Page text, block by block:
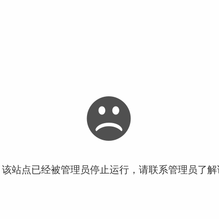
站点已经被管理员停止运行，请联系管理员了